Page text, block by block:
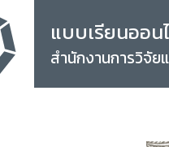
แบบเรียนออ
สำนักงานการวิจัย